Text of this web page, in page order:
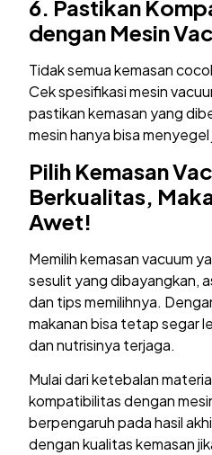
6. Pastikan
dengan Mesin
Tidak semua kemasan
Cek spesifikasi mesin
pastikan kemasan yang
mesin hanya bisa
Pilih Kemasan
Berkualitas,
Awet!
Memilih kemasan vacuum
sesulit yang dibayangkan,
dan tips memilihnya.
makanan bisa tetap segar
dan nutrisinya terjaga.
Mulai dari ketebalan
kompatibilitas dengan
berpengaruh pada hasil
dengan kualitas kemasan